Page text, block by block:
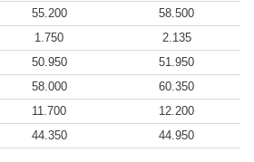
55.200
58.500
1.750
2.135
50.950
51.950
58.000
60.350
11.700
12.200
44.350 44.950